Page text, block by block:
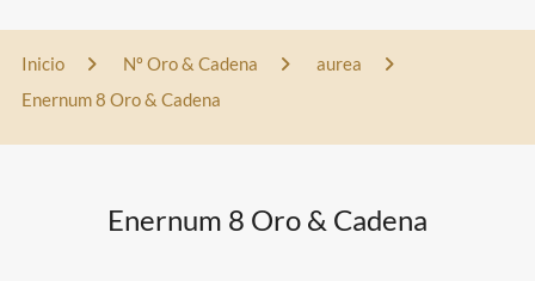
Inicio Nº Oro & Cadena
aurea
Enernum 8 Oro & Cadena
Enernum 8 Oro & Cadena